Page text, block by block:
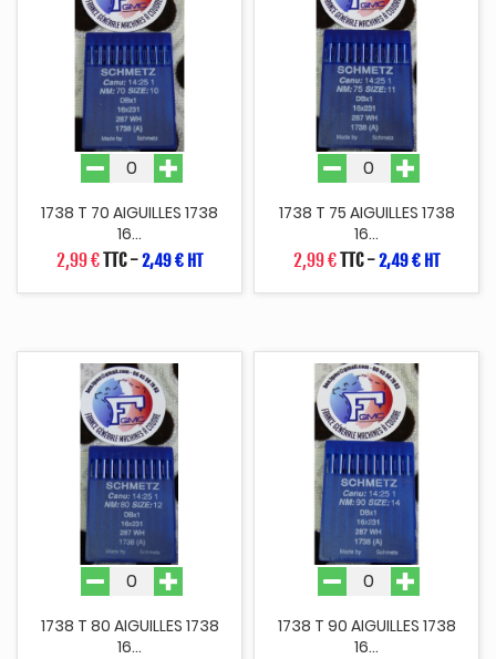
1738 T 70 AIGUILLES 1738
16...
2,99 €TTC-2,49 € HT
1738 T 75 AIGUILLES 1738
16...
2,99 €TTC-2,49 € HT
1738 T 80 AIGUILLES 1738
16...
1738 T 90 AIGUILLES 1738
16...